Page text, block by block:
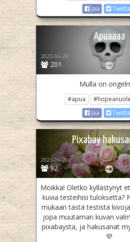
Jaa
Apuaaaa
201
2023-06-29
Mulla on
#apua
Jaa
Pixabay
92
2023-06-20
Moikka! Oletko kyllästynyt
kuvia testeihisi tuloksetta?
mukaan tästä testistä
jopa muutaman kuvan
pixabaysta, ja hakusanat
💜